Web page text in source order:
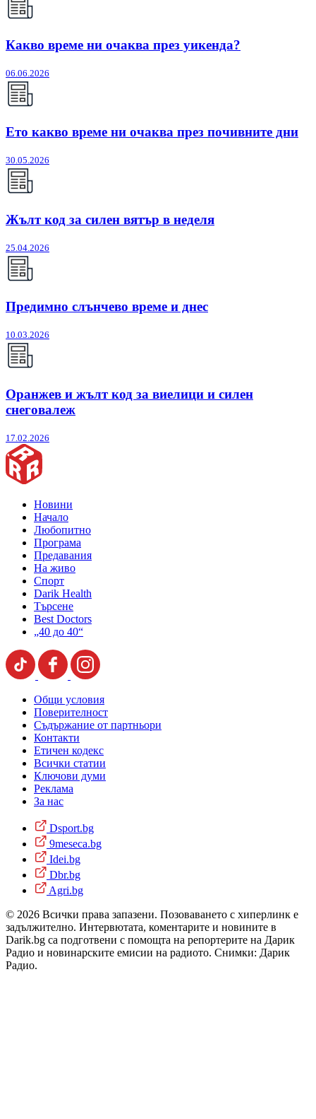
Какво време ни очаква през уикенда?
06.06.2026
Ето какво време ни очаква през почивните дни
30.05.2026
Жълт код за силен вятър в неделя
25.04.2026
Предимно слънчево време и днес
10.03.2026
Оранжев и жълт код за виелици и силен
снеговалеж
17.02.2026
Новини
Начало
Любопитно
Програма
Предавания
На живо
Спорт
Darik Health
Търсене
Best Doctors
„40 до 40“
Общи условия
Поверителност
Съдържание от партньори
Контакти
Етичен кодекс
Всички статии
Ключови думи
Реклама
За нас
Dsport.bg
9meseca.bg
Idei.bg
Dbr.bg
Agri.bg
© 2026 Всички права запазени. Позоваването с хиперлинк е
задължително. Интервютата, коментарите и новините в
Darik.bg са подготвени с помощта на репортерите на Дарик
Радио и новинарските емисии на радиото. Снимки: Дарик
Радио.